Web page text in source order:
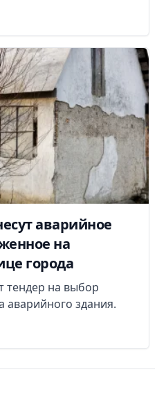
аварийное
на
города
тендер на выбор
аварийного здания.